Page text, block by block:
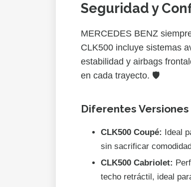
Seguridad y
MERCEDES BENZ
CLK500 incluye sistemas
estabilidad y airbags
en cada trayecto. 🛡️
Diferentes
CLK500 Coupé: Ideal
sin sacrificar
CLK500 Cabriolet:
techo retráctil, ideal